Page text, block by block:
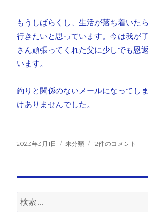
もうしばらくし、生活が落ち着いた
行きたいと思っています。今は我が
さん頑張ってくれた父に少しでも恩
います。
釣りと関係のないメールになってし
けありませんでした。
投
2023年3月1日
カ
未分類
お
況
告
12件のコメント
検
索: